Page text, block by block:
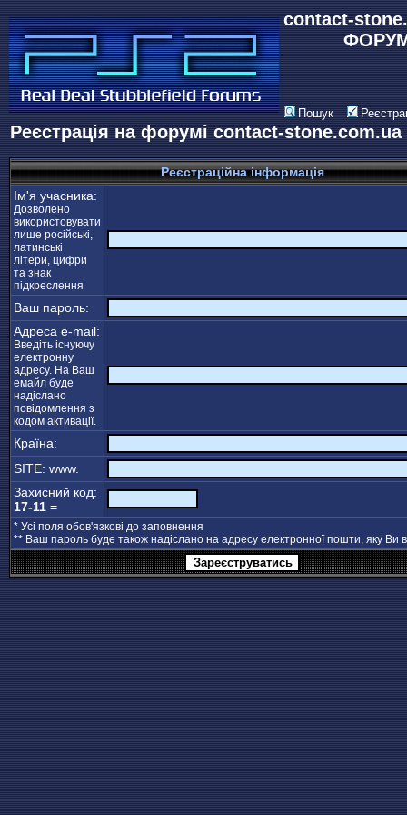
contact-
Пошук
Реєстрація на форумі contact-
Реєстраційна інформація
Ім'я учасника:
Дозволено
використовувати
лише російські,
латинські
літери, цифри
та знак
підкреслення
Ваш пароль:
Адреса e-mail:
Введіть існуючу
електронну
адресу. На Ваш
емайл буде
надіслано
повідомлення з
кодом активації.
Країна:
SITE: www.
Захисний код:
17-11 =
* Усі поля обов'язкові до заповнення
** Ваш пароль буде також надіслано на адресу електронної пошти, яку Ви